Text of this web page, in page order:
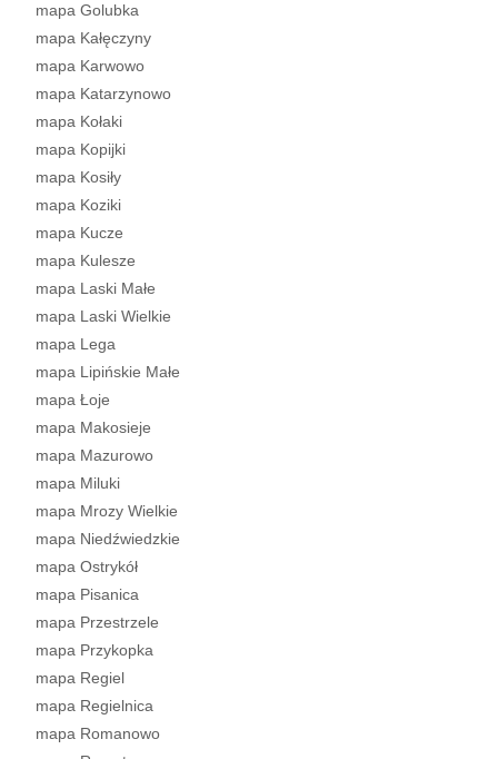
mapa Golubka
mapa Kałęczyny
mapa Karwowo
mapa Katarzynowo
mapa Kołaki
mapa Kopijki
mapa Kosiły
mapa Koziki
mapa Kucze
mapa Kulesze
mapa Laski Małe
mapa Laski Wielkie
mapa Lega
mapa Lipińskie Małe
mapa Łoje
mapa Makosieje
mapa Mazurowo
mapa Miluki
mapa Mrozy Wielkie
mapa Niedźwiedzkie
mapa Ostrykół
mapa Pisanica
mapa Przestrzele
mapa Przykopka
mapa Regiel
mapa Regielnica
mapa Romanowo